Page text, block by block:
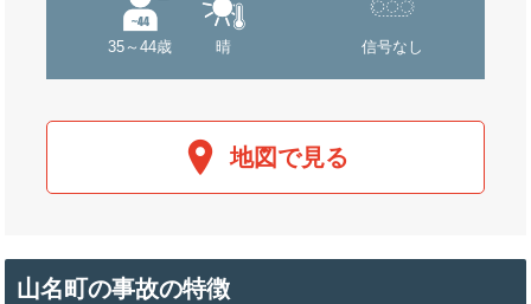
35～44歳 晴 信号なし
地図で見る
山名町の事故の特徴